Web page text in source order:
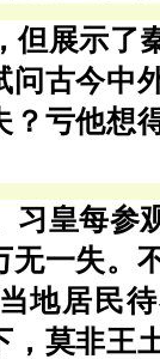
但展示了
古今中
？亏他想
习皇每参
一失。
地居民
，莫非王